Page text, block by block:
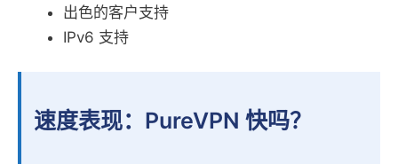
出色的客户支持
IPv6 支持
速度表现：PureVPN 快吗？